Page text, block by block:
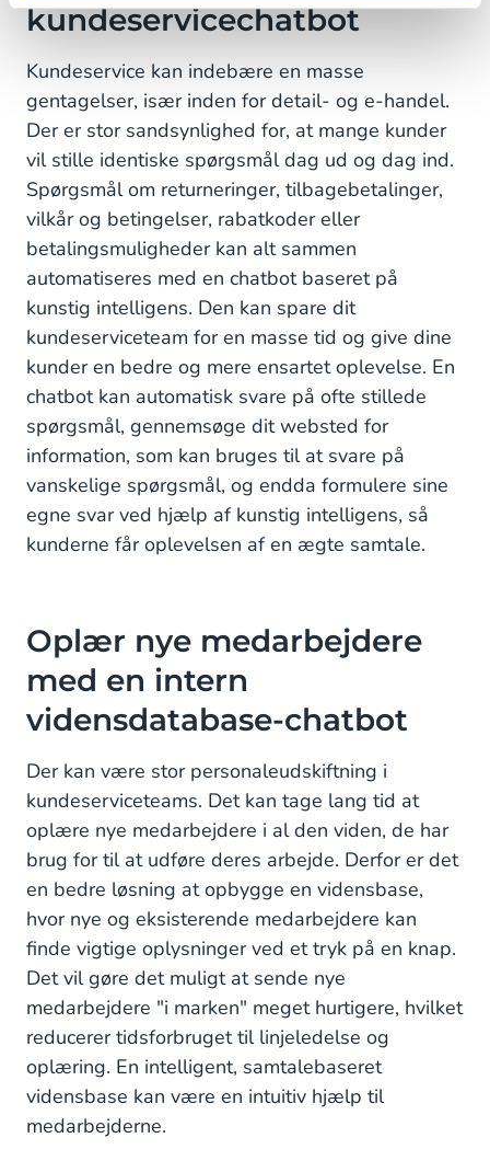
kundeservicechatbot
Kundeservice kan indebære en masse
gentagelser, især inden for detail- og e-handel.
Der er stor sandsynlighed for, at mange kunder
vil stille identiske spørgsmål dag ud og dag ind.
Spørgsmål om returneringer, tilbagebetalinger,
vilkår og betingelser, rabatkoder eller
betalingsmuligheder kan alt sammen
automatiseres med en chatbot baseret på
kunstig intelligens. Den kan spare dit
kundeserviceteam for en masse tid og give dine
kunder en bedre og mere ensartet oplevelse. En
chatbot kan automatisk svare på ofte stillede
spørgsmål, gennemsøge dit websted for
information, som kan bruges til at svare på
vanskelige spørgsmål, og endda formulere sine
egne svar ved hjælp af kunstig intelligens, så
kunderne får oplevelsen af en ægte samtale.
Oplær nye medarbejdere
med en intern
vidensdatabase-chatbot
Der kan være stor personaleudskiftning i
kundeserviceteams. Det kan tage lang tid at
oplære nye medarbejdere i al den viden, de har
brug for til at udføre deres arbejde. Derfor er det
en bedre løsning at opbygge en vidensbase,
hvor nye og eksisterende medarbejdere kan
finde vigtige oplysninger ved et tryk på en knap.
Det vil gøre det muligt at sende nye
medarbejdere "i marken" meget hurtigere, hvilket
reducerer tidsforbruget til linjeledelse og
oplæring. En intelligent, samtalebaseret
vidensbase kan være en intuitiv hjælp til
medarbejderne.